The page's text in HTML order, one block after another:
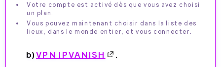
Votre compte est activé dès que vous avez choisi
un plan.
Vous pouvez maintenant choisir dans la liste des
lieux, dans le monde entier, et vous connecter.
b)VPN IPVANISH .